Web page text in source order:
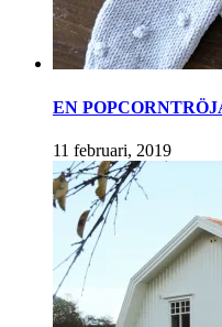
EN
11 februari, 2019